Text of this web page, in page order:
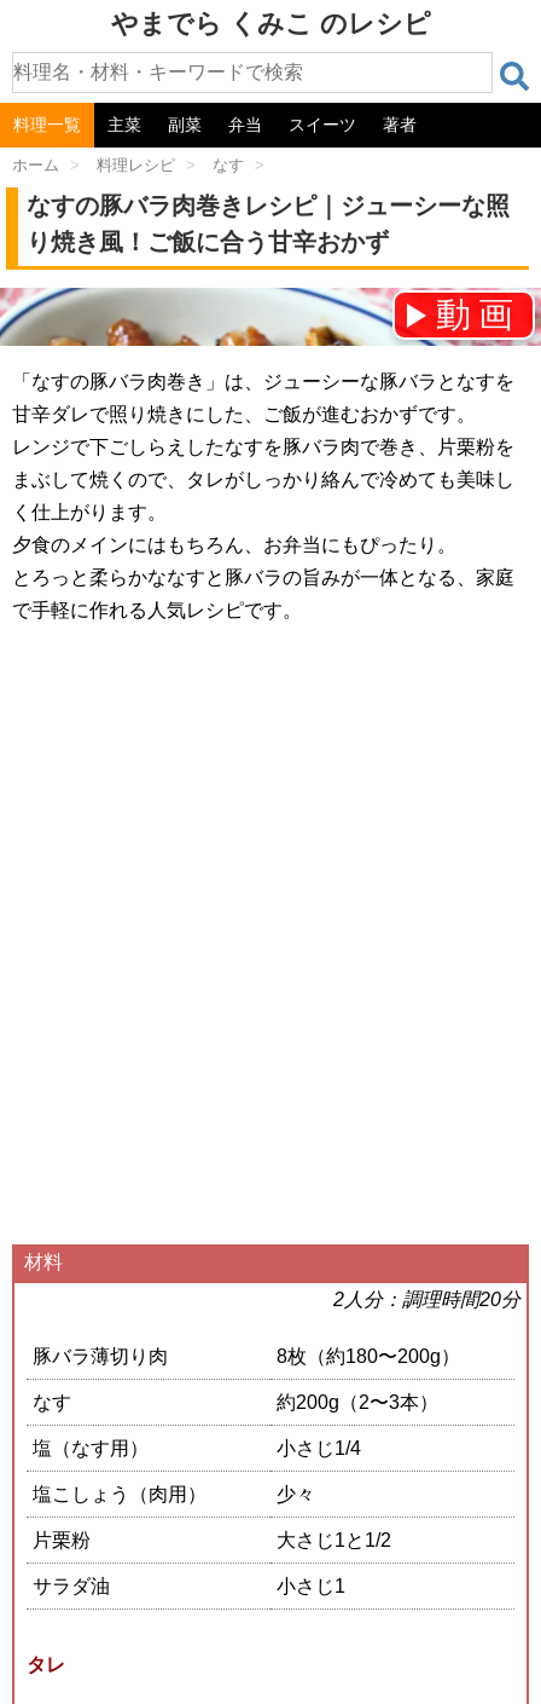
やまでら くみこ のレシピ
料理一覧 主菜 副菜 弁当 スイーツ 著者
ホーム > 料理レシピ > なす >
なすの豚バラ肉巻きレシピ｜ジューシーな照
り焼き風！ご飯に合う甘辛おかず
動画
チャンネル登録をお願いします！⇒
「なすの豚バラ肉巻き」は、ジューシーな豚バラとなすを
甘辛ダレで照り焼きにした、ご飯が進むおかずです。
レンジで下ごしらえしたなすを豚バラ肉で巻き、片栗粉を
まぶして焼くので、タレがしっかり絡んで冷めても美味し
く仕上がります。
夕食のメインにはもちろん、お弁当にもぴったり。
とろっと柔らかななすと豚バラの旨みが一体となる、家庭
で手軽に作れる人気レシピです。
材料
2人分：調理時間20分
豚バラ薄切り肉 8枚（約180〜200g）
なす 約200g（2〜3本）
塩（なす用） 小さじ1/4
塩こしょう（肉用） 少々
片栗粉 大さじ1と1/2
サラダ油 小さじ1
タレ